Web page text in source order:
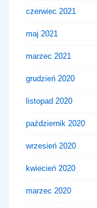
czerwiec 2021
maj 2021
marzec 2021
grudzień 2020
listopad 2020
październik 2020
wrzesień 2020
kwiecień 2020
marzec 2020